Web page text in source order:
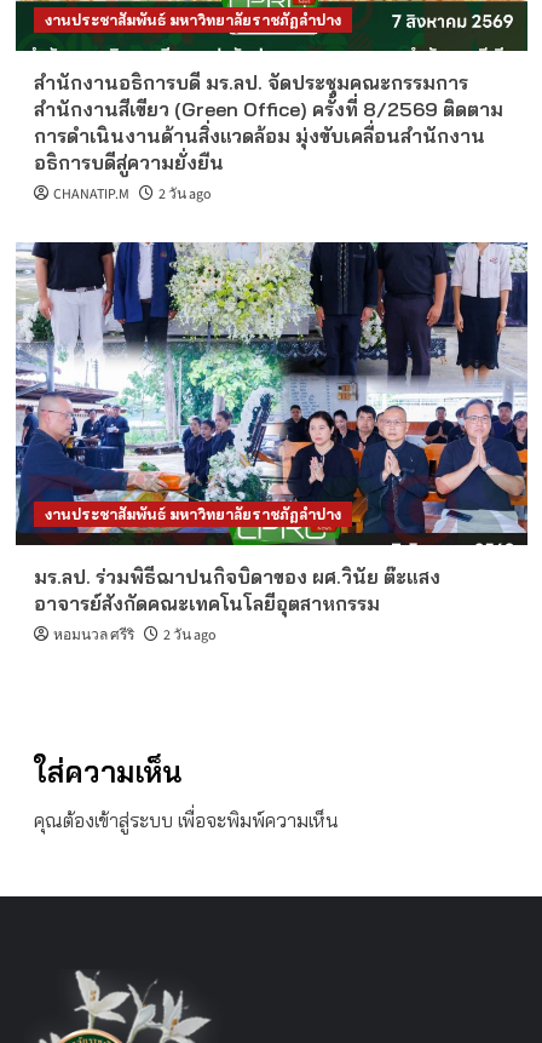
งานประชาสัมพันธ์ มหาวิทยาลัยราชภัฏลำปาง
สำนักงานอธิการบดี มร.ลป. จัดประชุมคณะกรรมการ
สำนักงานสีเขียว (Green Office) ครั้งที่ 8/2569 ติดตาม
การดำเนินงานด้านสิ่งแวดล้อม มุ่งขับเคลื่อนสำนักงาน
อธิการบดีสู่ความยั่งยืน
CHANATIP.M 2 วัน ago
งานประชาสัมพันธ์ มหาวิทยาลัยราชภัฏลำปาง
มร.ลป. ร่วมพิธีฌาปนกิจบิดาของ ผศ.วินัย ต๊ะแสง
อาจารย์สังกัดคณะเทคโนโลยีอุตสาหกรรม
หอมนวล ศรีริ 2 วัน ago
ใส่ความเห็น
คุณต้องเข้าสู่ระบบ เพื่อจะพิมพ์ความเห็น